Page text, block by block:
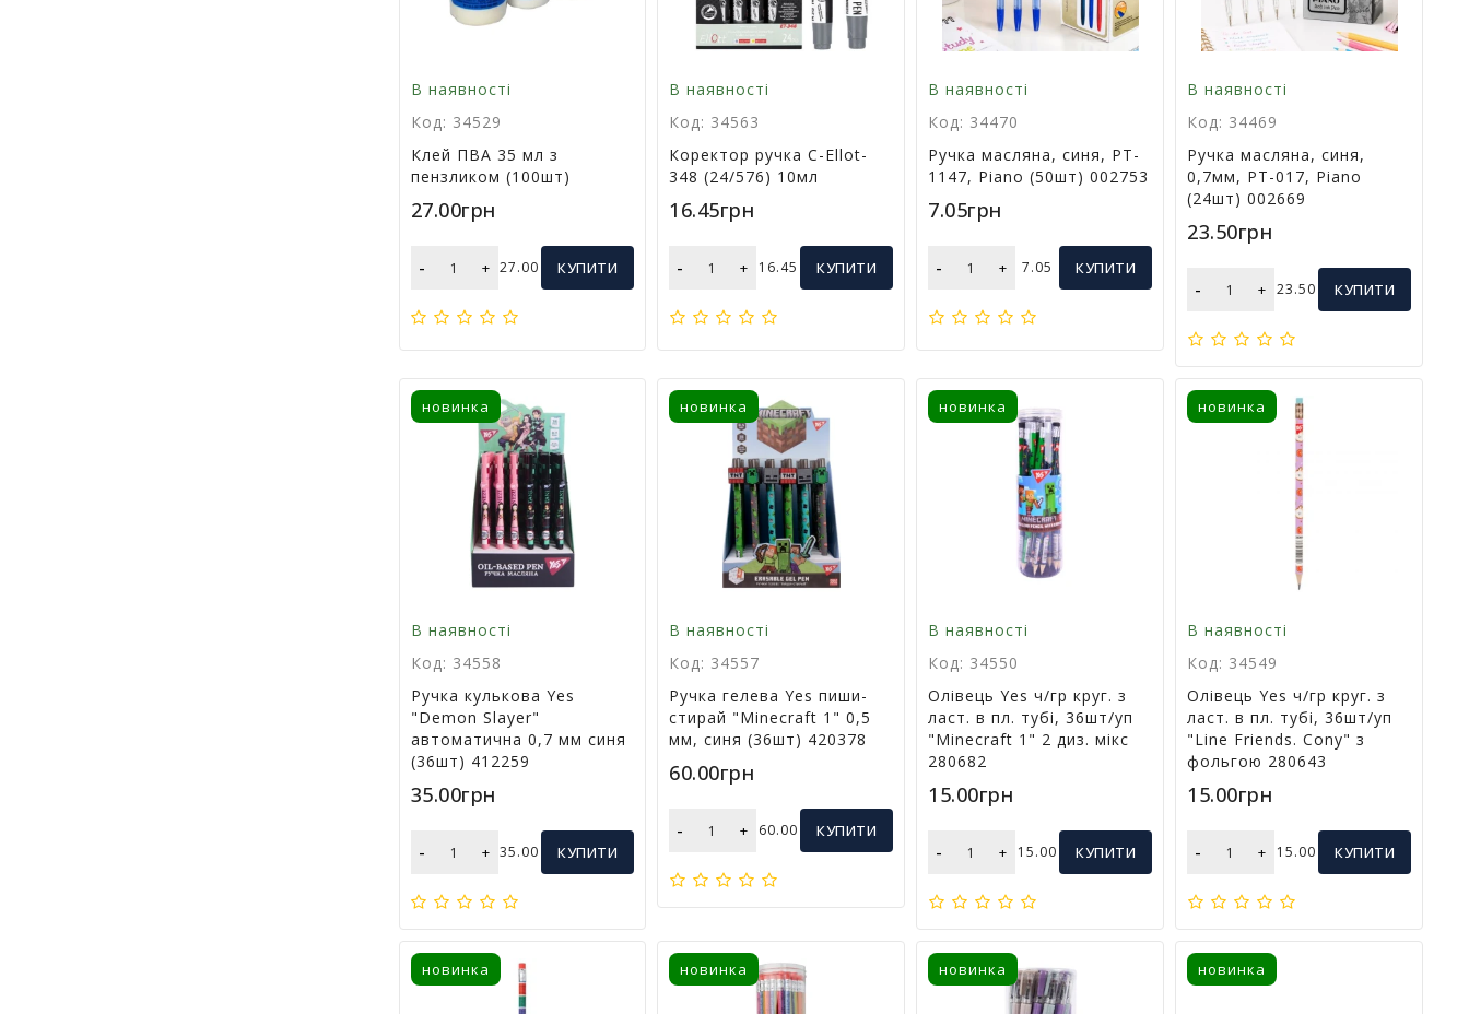
В наявності
Код: 34529
Клей ПВА 35 мл з
пензликом (100шт)
27.00грн
- + 27.00 КУПИТИ
В наявності
Код: 34563
Коректор ручка С-Ellot-
348 (24/576) 10мл
16.45грн
- + 16.45 КУПИТИ
В наявності
Код: 34470
Ручка масляна, синя, PT-
1147, Piano (50шт) 002753
7.05грн
- + 7.05 КУПИТИ
В наявності
Код: 34469
Ручка масляна, синя,
0,7мм, РT-017, Piano
(24шт) 002669
23.50грн
- + 23.50 КУПИТИ
новинка
В наявності
Код: 34558
Ручка кулькова Yes
"Demon Slayer"
автоматична 0,7 мм синя
(36шт) 412259
35.00грн
- + 35.00 КУПИТИ
новинка
В наявності
Код: 34557
Ручка гелева Yes пиши-
стирай "Minecraft 1" 0,5
мм, синя (36шт) 420378
60.00грн
- + 60.00 КУПИТИ
новинка
В наявності
Код: 34550
Олівець Yes ч/гр круг. з
ласт. в пл. тубі, 36шт/уп
"Minecraft 1" 2 диз. мікс
280682
15.00грн
- + 15.00 КУПИТИ
новинка
В наявності
Код: 34549
Олівець Yes ч/гр круг. з
ласт. в пл. тубі, 36шт/уп
"Line Friends. Cony" з
фольгою 280643
15.00грн
- + 15.00 КУПИТИ
новинка новинка новинка новинка